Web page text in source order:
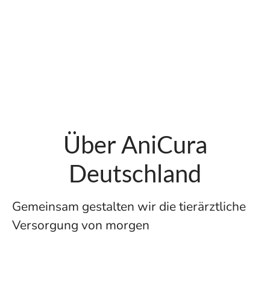
Über AniCura
Deutschland
Gemeinsam gestalten wir die tierärztliche
Versorgung von morgen